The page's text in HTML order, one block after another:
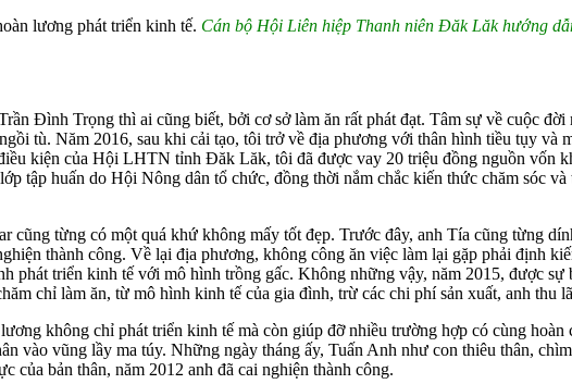
Cán bộ Hội Liên hiệp Thanh niên Đăk Lăk hướng
Đình Trọng thì ai cũng biết, bởi cơ sở làm ăn rất phát đạt. Tâm sự về cuộc
tù. Năm 2016, sau khi cải tạo, tôi trở về địa phương với thân hình tiều tụy và
kiện của Hội LHTN tỉnh Đăk Lăk, tôi đã được vay 20 triệu đồng nguồn vốn
tập huấn do Hội Nông dân tổ chức, đồng thời nắm chắc kiến thức chăm sóc
từng có một quá khứ không mấy tốt đẹp. Trước đây, anh Tía cũng từng
thành công. Về lại địa phương, không công ăn việc làm lại gặp phải định
phát triển kinh tế với mô hình trồng gấc. Không những vậy, năm 2015, được
chỉ làm ăn, từ mô hình kinh tế của gia đình, trừ các chi phí sản xuất, anh thu
không chỉ phát triển kinh tế mà còn giúp đỡ nhiều trường hợp có cùng hoàn
vào vũng lầy ma túy. Những ngày tháng ấy, Tuấn Anh như con thiêu thân,
của bản thân, năm 2012 anh đã cai nghiện thành công.